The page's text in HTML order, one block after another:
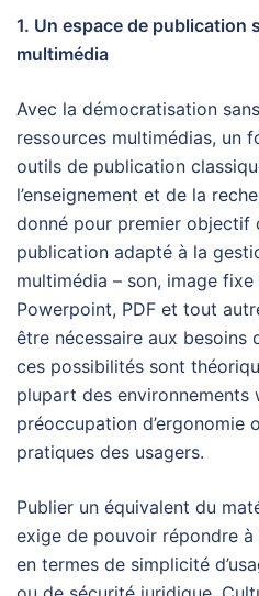
1. Un espace de publication
multimédia
Avec la démocratisation
ressources multimédias, un
outils de publication
l’enseignement et de la
donné pour premier objectif
publication adapté à la
multimédia – son, image fixe
Powerpoint, PDF et tout
être nécessaire aux besoins
ces possibilités sont
plupart des environnements
préoccupation d’ergonomie
pratiques des usagers.
Publier un équivalent du
exige de pouvoir répondre
en termes de simplicité